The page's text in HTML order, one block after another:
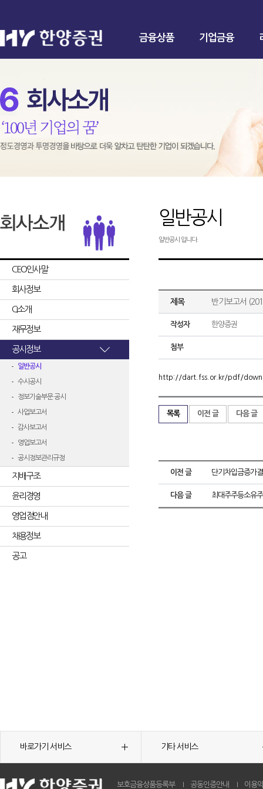
금융상품 기업금융
CEO인사말
회사정보
CI소개
재무정보
공시정보
일반공시
수시공시
정보기술부문 공시
사업보고서
감사보고서
영업보고서
공시정보관리규정
지배구조
윤리경영
영업점안내
채용정보
공고
일반공시
일반공시 입니다.
제목 반기보고서
작성자 한양증권
첨부
http://dart.fss.or.kr/pdf/
목록 이전 글 다음 글
이전 글 단기차입금증가
다음 글 최대주주등소유
바로가기 서비스 기타 서비스
보호금융상품등록부 공동인증안내 이용